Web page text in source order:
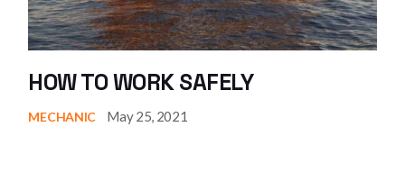
HOW TO WORK SAFELY
MECHANIC May 25, 2021